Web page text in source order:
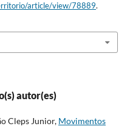
article/view/78889.
autor(es)
Cleps Junior, Movimentos